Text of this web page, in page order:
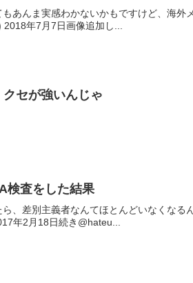
あんま実感わかないかもですけど、海
年7月7日画像追加し...
セが強いんじゃ
検査をした結果
ら、差別主義者なんてほとんどいなくな
年2月18日続き@hateu...